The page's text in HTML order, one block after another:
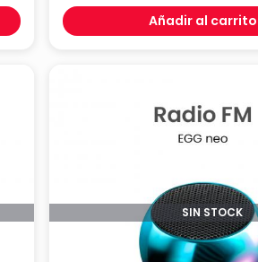
Añadir al carrito
SIN STOCK